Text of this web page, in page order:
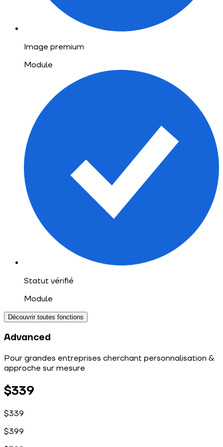
Image premium
Module
Statut vérifié
Module
Découvrir toutes fonctions
Advanced
Pour grandes entreprises cherchant personnalisation &
approche sur mesure
$339
$339
$399